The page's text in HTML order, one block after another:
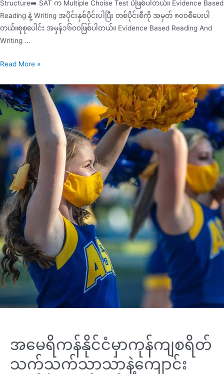
Structure➡️ SAT က Multiple Choise Test ပဲဖြစ်ပါတယ်။ Evidence Based
Reading နဲ့ Writing အပိုင်းနှစ်ပိုင်းပါပြီး တစ်ပိုင်းစီကို အမှတ် ၈၀၀စီပေးပါ
တယ်။စုစုပေါင်း အမှန်၁၆၀၀ဖြစ်ပါတယ်။ Evidence Based Reading And
Writing …
Read More »
အမေရိကန်နိုင်ငံမှာကုန်ကျစရိတ်
သက်သက်သာသာနဲ့ကျောင်း